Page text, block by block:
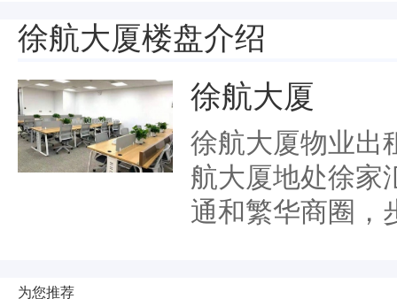
徐航大厦楼盘介绍
徐航大厦
徐航大厦物业出
航大厦地处徐家
通和繁华商圈，
为您推荐